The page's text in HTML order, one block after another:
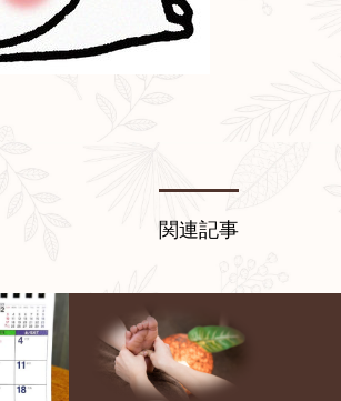
関連記事